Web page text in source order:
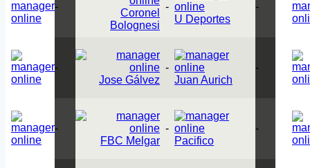
-
Coronel
Bolognesi
-
U Deportes
-
-
Jose Gálvez
-
Juan Aurich
-
-
FBC Melgar
-
Pacifico
-